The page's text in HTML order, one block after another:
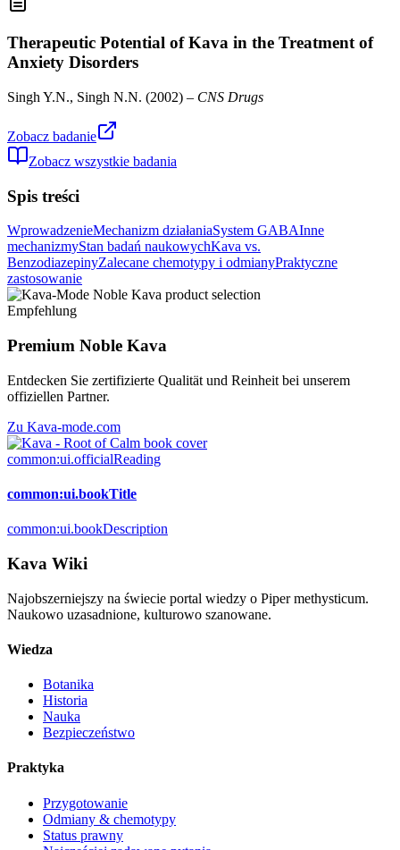
Therapeutic Potential of Kava in the Treatment of
Anxiety Disorders
Singh Y.N., Singh N.N. (2002) – CNS Drugs
Zobacz badanie
Zobacz wszystkie badania
Spis treści
WprowadzenieMechanizm działaniaSystem GABAInne
mechanizmyStan badań naukowychKava vs.
BenzodiazepinyZalecane chemotypy i odmianyPraktyczne
zastosowanie
Empfehlung
Premium Noble Kava
Entdecken Sie zertifizierte Qualität und Reinheit bei unserem
offiziellen Partner.
Zu Kava-mode.com
common:ui.officialReading
common:ui.bookTitle
common:ui.bookDescription
Kava Wiki
Najobszerniejszy na świecie portal wiedzy o Piper methysticum.
Naukowo uzasadnione, kulturowo szanowane.
Wiedza
Botanika
Historia
Nauka
Bezpieczeństwo
Praktyka
Przygotowanie
Odmiany & chemotypy
Status prawny